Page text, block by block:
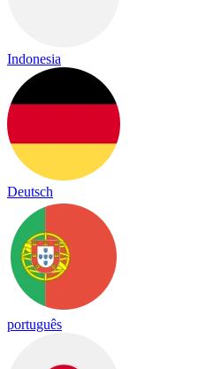
Indonesia
Deutsch
português